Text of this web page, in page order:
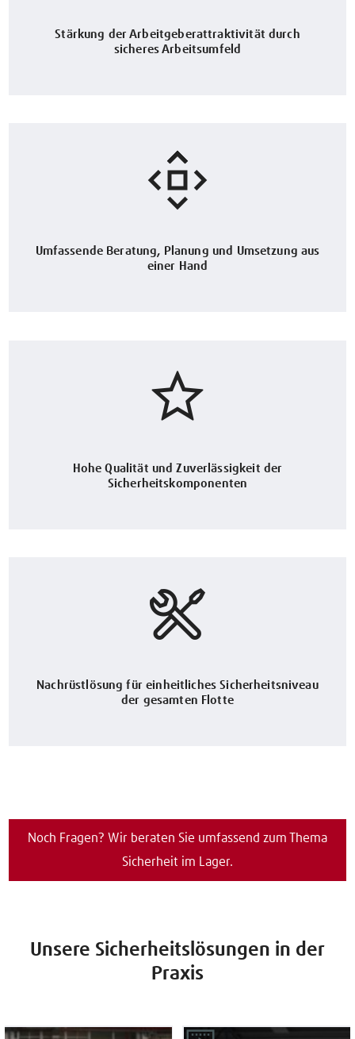
Stärkung der Arbeitgeberattraktivität durch
sicheres Arbeitsumfeld
Umfassende Beratung, Planung und Umsetzung aus
einer Hand
Hohe Qualität und Zuverlässigkeit der
Sicherheitskomponenten
Nachrüstlösung für einheitliches Sicherheitsniveau
der gesamten Flotte
Noch Fragen? Wir beraten Sie umfassend zum Thema
Sicherheit im Lager.
Unsere Sicherheitslösungen in der
Praxis